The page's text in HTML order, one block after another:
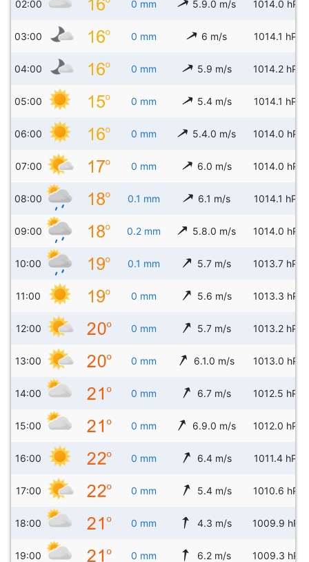
02:00 0 mm 5.9.0 m/s 1014.0 hPa
03:00 0 mm 6 m/s 1014.1 hPa
04:00 0 mm 5.9 m/s 1014.2 hPa
05:00 0 mm 5.4 m/s 1014.1 hPa
06:00 0 mm 5.4.0 m/s 1014.0 hPa
07:00 0 mm 6.0 m/s 1014.0 hPa
08:00 0.1 mm 6.1 m/s 1014.1 hPa
09:00 0.2 mm 5.8.0 m/s 1014.0 hPa
10:00 0.1 mm 5.7 m/s 1013.7 hPa
11:00 0 mm 5.6 m/s 1013.3 hPa
12:00 0 mm 5.7 m/s 1013.2 hPa
13:00 0 mm 6.1.0 m/s 1013.0 hPa
14:00 0 mm 6.7 m/s 1012.5 hPa
15:00 0 mm 6.9.0 m/s 1012.0 hPa
16:00 0 mm 6.4 m/s 1011.4 hPa
17:00 0 mm 5.4 m/s 1010.6 hPa
18:00 0 mm 4.3 m/s 1009.9 hPa
19:00 0 mm 6.2 m/s 1009.3 hPa